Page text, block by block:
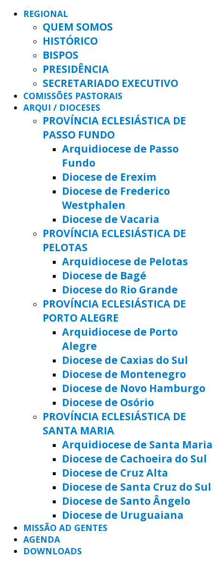
REGIONAL
QUEM SOMOS
HISTÓRICO
BISPOS
PRESIDÊNCIA
SECRETARIADO EXECUTIVO
COMISSÕES PASTORAIS
ARQUI / DIOCESES
PROVÍNCIA ECLESIÁSTICA DE
PASSO FUNDO
Arquidiocese de Passo
Fundo
Diocese de Erexim
Diocese de Frederico
Westphalen
Diocese de Vacaria
PROVÍNCIA ECLESIÁSTICA DE
PELOTAS
Arquidiocese de Pelotas
Diocese de Bagé
Diocese do Rio Grande
PROVÍNCIA ECLESIÁSTICA DE
PORTO ALEGRE
Arquidiocese de Porto
Alegre
Diocese de Caxias do Sul
Diocese de Montenegro
Diocese de Novo Hamburgo
Diocese de Osório
PROVÍNCIA ECLESIÁSTICA DE
SANTA MARIA
Arquidiocese de Santa Maria
Diocese de Cachoeira do Sul
Diocese de Cruz Alta
Diocese de Santa Cruz do Sul
Diocese de Santo Ângelo
Diocese de Uruguaiana
MISSÃO AD GENTES
AGENDA
DOWNLOADS